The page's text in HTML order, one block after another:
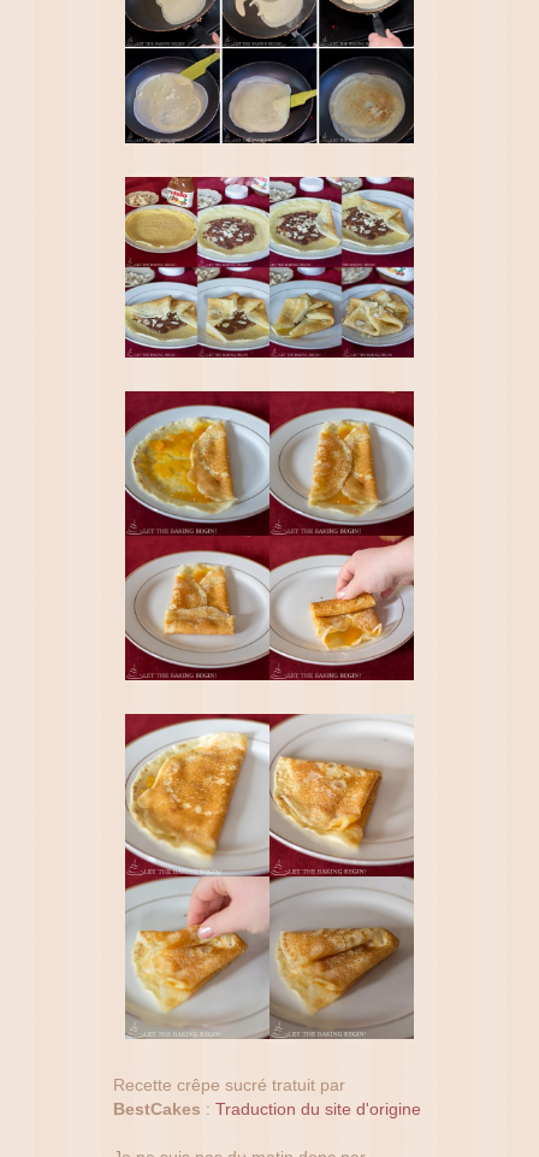
Recette crêpe sucré tratuit par
BestCakes : Traduction du site d'origine